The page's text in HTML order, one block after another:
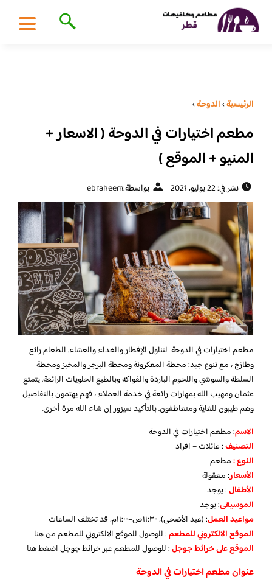
الرئيسية›الدوحة›
مطعم اختيارات في الدوحة ( الاسعار +
المنيو + الموقع )
نشر في: 22 يوليو، 2021 بواسطة:ebraheem
مطعم اختيارات في الدوحة لتناول الإفطار والغداء والعشاء. الطعام رائع
وطازج ، مع تنوع جيد: محطة المعكرونة ومحطة البرجر والمخبز ومحطة
السلطة والسوشي واللحوم الباردة والفواكه وبالطبع الحلويات الرائعة. يتمتع
عثمان ومهيب الله بمهارات رائعة في خدمة العملاء ، فهم يهتمون بالتفاصيل
وهم طيبون للغاية ومتعاطفون. بالتأكيد سيزور إن شاء الله مرة أخرى.
الاسم: مطعم اختيارات في الدوحة
التصنيف: عائلات – افراد
النوع :مطعم
الأسعار:معقولة
الأطفال:يوجد
الموسيقى:يوجد
مواعيد العمل: (عيد الأضحى)، ١١:٣٠ص–١١:٠٠م، قد تختلف الساعات
الموقع الالكتروني للمطعم: للوصول للموقع الالكتروني للمطعممن هنا
الموقع على خرائط جوجل: للوصول للمطعم عبر خرائط جوجلاضغط هنا
عنوان مطعم اختيارات في الدوحة